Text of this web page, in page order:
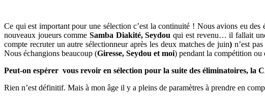
Ce qui est important pour une sélection c’est la continuité ! Nous avions eu
nouveaux joueurs commeSamba Diakité, Seydou qui est revenu… il fallait
compte recruter un autre sélectionneur après les deux matches de juin) n’est
Nous échangions beaucoup (Giresse, Seydou et moi) pendant la compétition ou
Peut-on espérer vous revoir en sélection pour la suite des éliminatoires, la
Rien n’est définitif. Mais à mon âge il y a pleins de paramètres à prendre en